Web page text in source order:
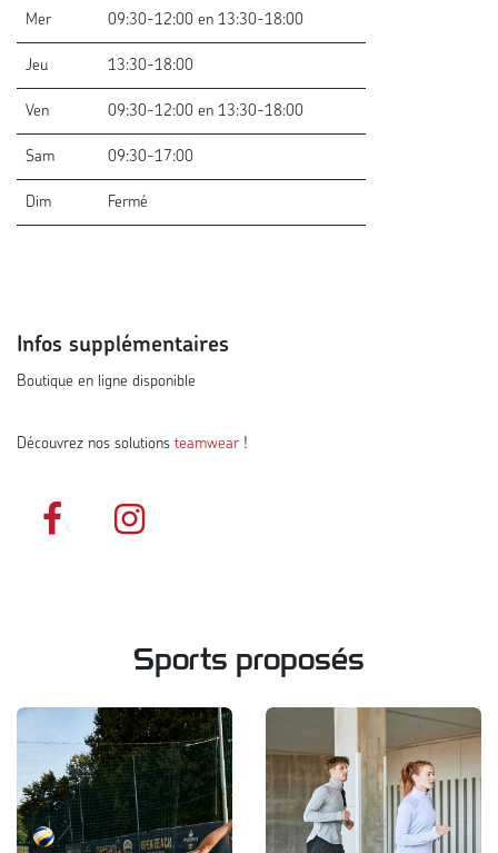
Mer 09:30-12:00 en 13:30-18:00
Jeu 13:30-18:00
Ven 09:30-12:00 en 13:30-18:00
Sam 09:30-17:00
Dim Fermé
Infos supplémentaires
Boutique en ligne disponible
Découvrez nos solutions teamwear !
Sports proposés